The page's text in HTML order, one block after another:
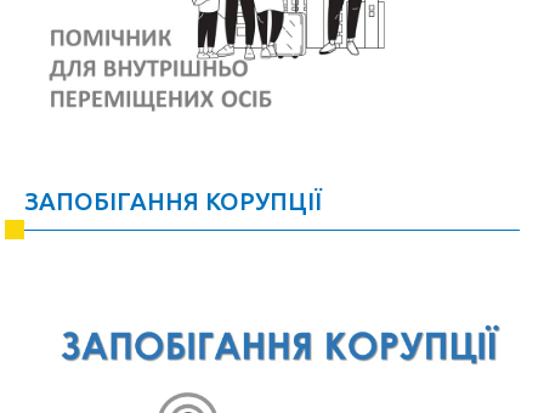
ЗАПОБІГАННЯ КОРУПЦІЇ